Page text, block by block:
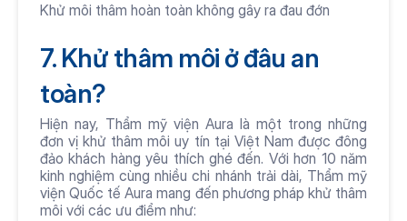
Khử môi thâm hoàn toàn không gây ra đau đớn
7. Khử thâm môi ở đâu an
toàn?
Hiện nay, Thẩm mỹ viện Aura là một trong những
đơn vị khử thâm môi uy tín tại Việt Nam được đông
đảo khách hàng yêu thích ghé đến. Với hơn 10 năm
kinh nghiệm cùng nhiều chi nhánh trải dài, Thẩm mỹ
viện Quốc tế Aura mang đến phương pháp khử thâm
môi với các ưu điểm như: